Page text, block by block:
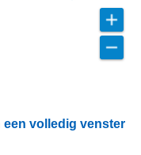
een volledig venster